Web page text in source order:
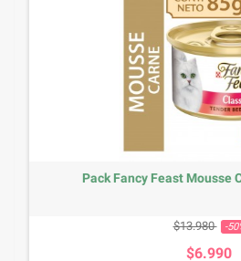
Pack Fancy Feast Mousse
Precio base
$13.980 -50%
$6.990